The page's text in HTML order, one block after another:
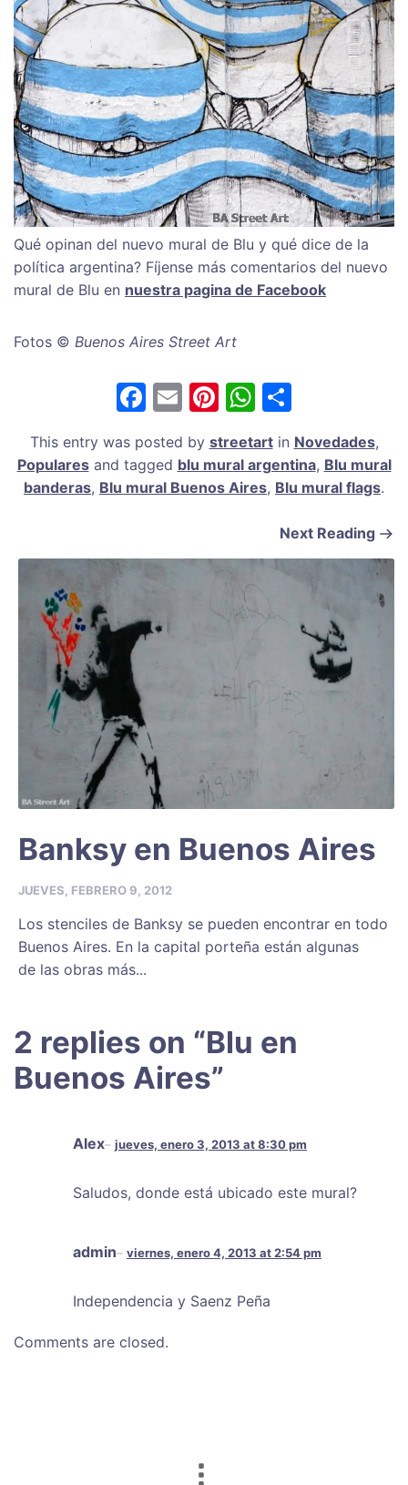
Qué opinan del nuevo mural de Blu y qué dice de la
política argentina? Fíjense más comentarios del nuevo
mural de Blu en nuestra pagina de Facebook
Fotos © Buenos Aires Street Art
F
c
e
o
E
ai
l
Pi
er
e
W
at
s
p
ar
e
This entry was posted by streetartin Novedades,
Popularesand tagged blu mural argentina, Blu mural
banderas, Blu mural Buenos Aires, Blu mural flags.
Next Reading
Banksy en Buenos Aires
JUEVES, FEBRERO 9, 2012
Los stenciles de Banksy se pueden encontrar en todo
Buenos Aires. En la capital porteña están algunas
de las obras más...
2 replies on “Blu en
Buenos Aires”
Alex jueves, enero 3, 2013 at 8:30 pm
Saludos, donde está ubicado este mural?
admin viernes, enero 4, 2013 at 2:54 pm
Independencia y Saenz Peña
Comments are closed.